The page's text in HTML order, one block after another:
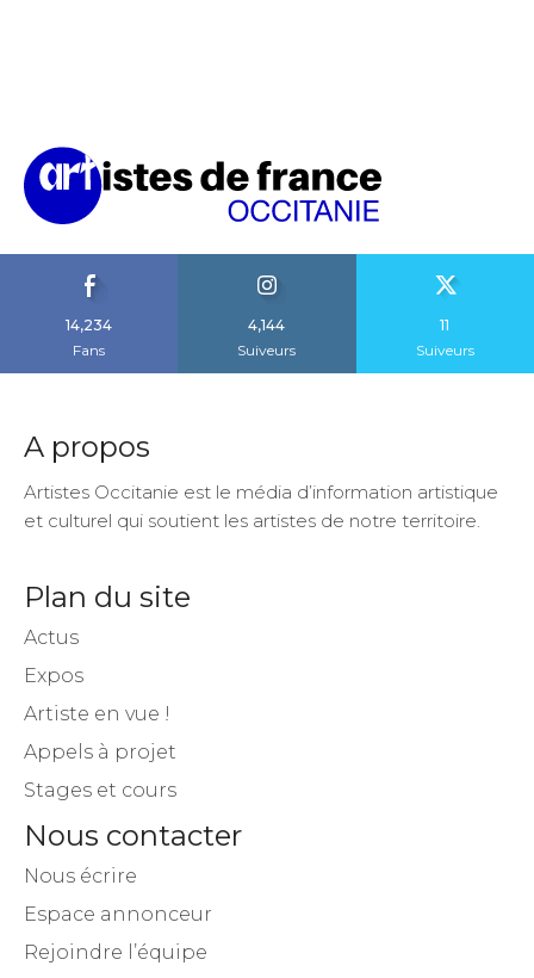
14,234
Fans
4,144
Suiveurs
11
Suiveurs
A propos
Artistes Occitanie est le média d’information artistique
et culturel qui soutient les artistes de notre territoire.
Plan du site
Actus
Expos
Artiste en vue !
Appels à projet
Stages et cours
Nous contacter
Nous écrire
Espace annonceur
Rejoindre l’équipe